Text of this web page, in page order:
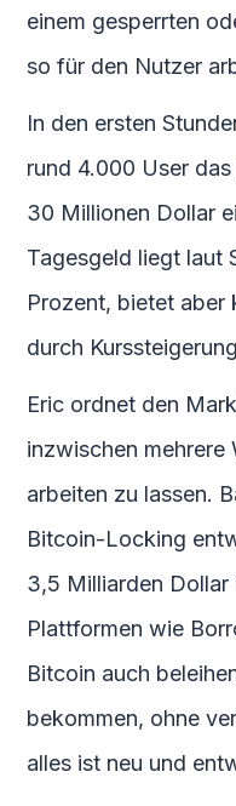
einem gesperrten
so für den Nutzer
In den ersten
rund 4.000 User
30 Millionen Dollar
Tagesgeld liegt laut
Prozent, bietet aber
durch
Eric ordnet den
inzwischen mehrere
arbeiten zu lassen.
Bitcoin-Locking
3,5 Milliarden Dollar
Plattformen wie
Bitcoin auch
bekommen, ohne
alles ist neu und